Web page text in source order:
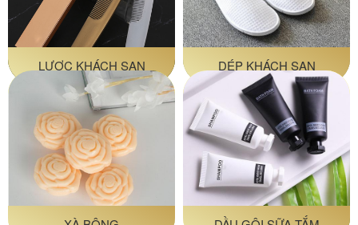
LƯỢC KHÁCH SẠN DÉP KHÁCH SẠN